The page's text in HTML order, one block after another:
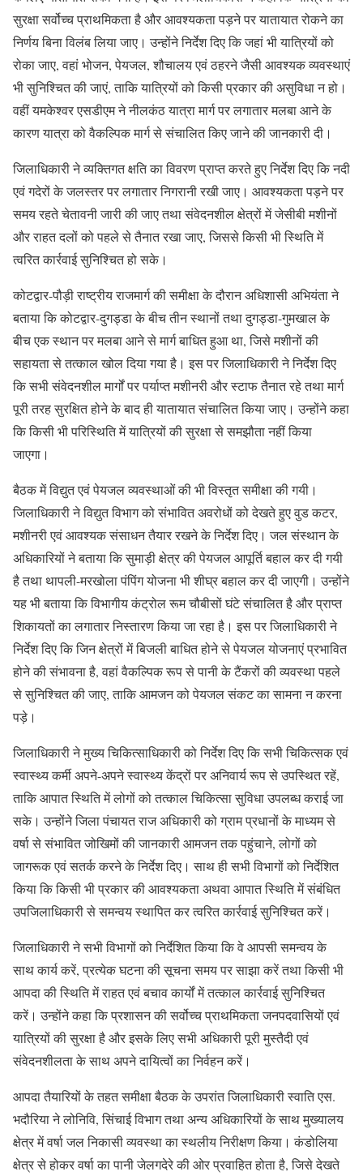
सुरक्षा सर्वोच्च प्राथमिकता है और आवश्यकता पड़ने पर यातायात रोकने का
निर्णय बिना विलंब लिया जाए। उन्होंने निर्देश दिए कि जहां भी यात्रियों को
रोका जाए, वहां भोजन, पेयजल, शौचालय एवं ठहरने जैसी आवश्यक व्यवस्थाएं
भी सुनिश्चित की जाएं, ताकि यात्रियों को किसी प्रकार की असुविधा न हो।
वहीं यमकेश्वर एसडीएम ने नीलकंठ यात्रा मार्ग पर लगातार मलबा आने के
कारण यात्रा को वैकल्पिक मार्ग से संचालित किए जाने की जानकारी दी।
जिलाधिकारी ने व्यक्तिगत क्षति का विवरण प्राप्त करते हुए निर्देश दिए कि नदी
एवं गदेरों के जलस्तर पर लगातार निगरानी रखी जाए। आवश्यकता पड़ने पर
समय रहते चेतावनी जारी की जाए तथा संवेदनशील क्षेत्रों में जेसीबी मशीनों
और राहत दलों को पहले से तैनात रखा जाए, जिससे किसी भी स्थिति में
त्वरित कार्रवाई सुनिश्चित हो सके।
कोटद्वार-पौड़ी राष्ट्रीय राजमार्ग की समीक्षा के दौरान अधिशासी अभियंता ने
बताया कि कोटद्वार-दुगड्डा के बीच तीन स्थानों तथा दुगड्डा-गुमखाल के
बीच एक स्थान पर मलबा आने से मार्ग बाधित हुआ था, जिसे मशीनों की
सहायता से तत्काल खोल दिया गया है। इस पर जिलाधिकारी ने निर्देश दिए
कि सभी संवेदनशील मार्गों पर पर्याप्त मशीनरी और स्टाफ तैनात रहे तथा मार्ग
पूरी तरह सुरक्षित होने के बाद ही यातायात संचालित किया जाए। उन्होंने कहा
कि किसी भी परिस्थिति में यात्रियों की सुरक्षा से समझौता नहीं किया
जाएगा।
बैठक में विद्युत एवं पेयजल व्यवस्थाओं की भी विस्तृत समीक्षा की गयी।
जिलाधिकारी ने विद्युत विभाग को संभावित अवरोधों को देखते हुए वुड कटर,
मशीनरी एवं आवश्यक संसाधन तैयार रखने के निर्देश दिए। जल संस्थान के
अधिकारियों ने बताया कि सुमाड़ी क्षेत्र की पेयजल आपूर्ति बहाल कर दी गयी
है तथा थापली-मरखोला पंपिंग योजना भी शीघ्र बहाल कर दी जाएगी। उन्होंने
यह भी बताया कि विभागीय कंट्रोल रूम चौबीसों घंटे संचालित है और प्राप्त
शिकायतों का लगातार निस्तारण किया जा रहा है। इस पर जिलाधिकारी ने
निर्देश दिए कि जिन क्षेत्रों में बिजली बाधित होने से पेयजल योजनाएं प्रभावित
होने की संभावना है, वहां वैकल्पिक रूप से पानी के टैंकरों की व्यवस्था पहले
से सुनिश्चित की जाए, ताकि आमजन को पेयजल संकट का सामना न करना
पड़े।
जिलाधिकारी ने मुख्य चिकित्साधिकारी को निर्देश दिए कि सभी चिकित्सक एवं
स्वास्थ्य कर्मी अपने-अपने स्वास्थ्य केंद्रों पर अनिवार्य रूप से उपस्थित रहें,
ताकि आपात स्थिति में लोगों को तत्काल चिकित्सा सुविधा उपलब्ध कराई जा
सके। उन्होंने जिला पंचायत राज अधिकारी को ग्राम प्रधानों के माध्यम से
वर्षा से संभावित जोखिमों की जानकारी आमजन तक पहुंचाने, लोगों को
जागरूक एवं सतर्क करने के निर्देश दिए। साथ ही सभी विभागों को निर्देशित
किया कि किसी भी प्रकार की आवश्यकता अथवा आपात स्थिति में संबंधित
उपजिलाधिकारी से समन्वय स्थापित कर त्वरित कार्रवाई सुनिश्चित करें।
जिलाधिकारी ने सभी विभागों को निर्देशित किया कि वे आपसी समन्वय के
साथ कार्य करें, प्रत्येक घटना की सूचना समय पर साझा करें तथा किसी भी
आपदा की स्थिति में राहत एवं बचाव कार्यों में तत्काल कार्रवाई सुनिश्चित
करें। उन्होंने कहा कि प्रशासन की सर्वोच्च प्राथमिकता जनपदवासियों एवं
यात्रियों की सुरक्षा है और इसके लिए सभी अधिकारी पूरी मुस्तैदी एवं
संवेदनशीलता के साथ अपने दायित्वों का निर्वहन करें।
आपदा तैयारियों के तहत समीक्षा बैठक के उपरांत जिलाधिकारी स्वाति एस.
भदौरिया ने लोनिवि, सिंचाई विभाग तथा अन्य अधिकारियों के साथ मुख्यालय
क्षेत्र में वर्षा जल निकासी व्यवस्था का स्थलीय निरीक्षण किया। कंडोलिया
क्षेत्र से होकर वर्षा का पानी जेलगदेरे की ओर प्रवाहित होता है, जिसे देखते